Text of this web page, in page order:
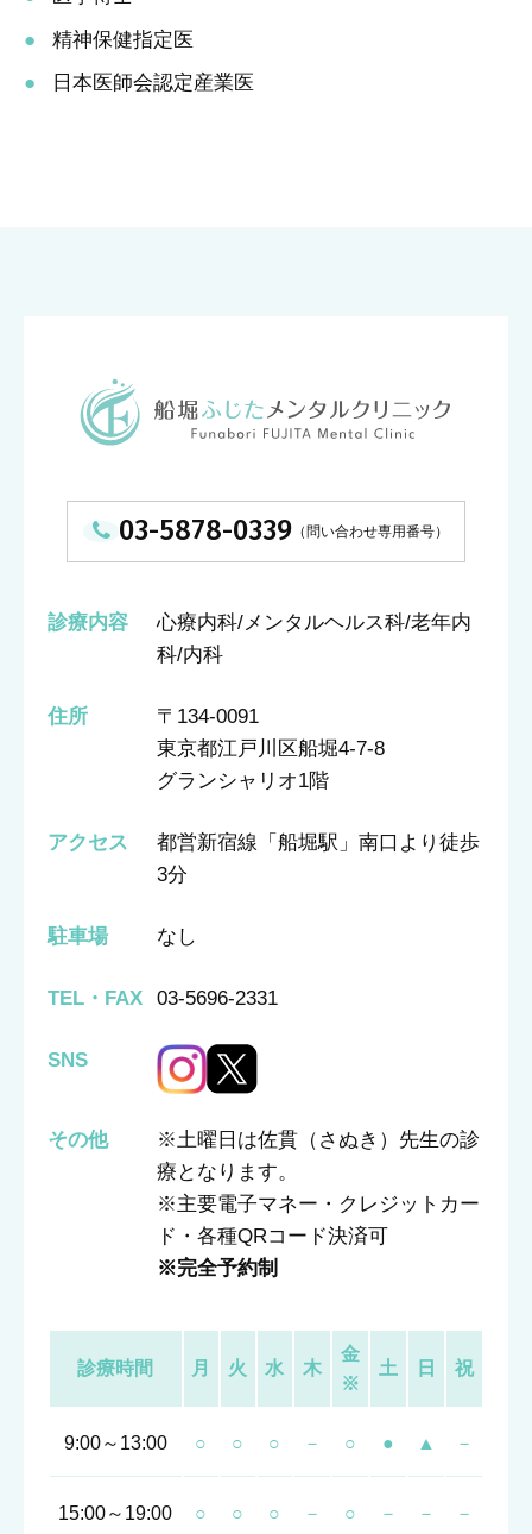
精神保健指定医
日本医師会認定産業医
03-5878-0339
診療内容
心療内科/メンタルヘルス科/老年内
科/内科
住所
〒134-0091
東京都江戸川区船堀4-7-8
グランシャリオ1階
アクセス
都営新宿線「船堀駅」南口より徒歩
3分
駐車場 なし
TEL・FAX 03-5696-2331
SNS
その他
※土曜日は佐貫（さぬき）先生の診
療となります。
※主要電子マネー・クレジットカー
ド・各種QRコード決済可
※完全予約制
診療時間 月 火 水 木
金
※
土 日 祝
9:00～13:00 ○ ○ ○ － ○ ● ▲ －
15:00～19:00 ○ ○ ○ － ○ － － －